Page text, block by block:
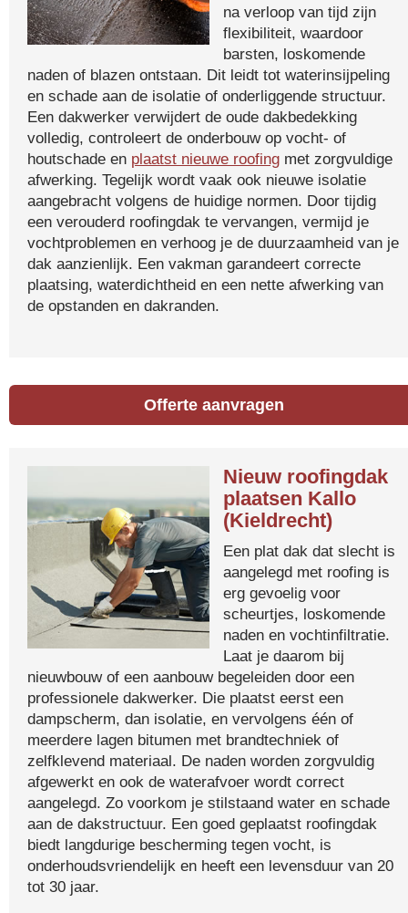
na verloop van tijd zijn
flexibiliteit, waardoor
barsten, loskomende
naden of blazen ontstaan. Dit leidt tot waterinsijpeling
en schade aan de isolatie of onderliggende structuur.
Een dakwerker verwijdert de oude dakbedekking
volledig, controleert de onderbouw op vocht- of
houtschade en plaatst nieuwe roofing met zorgvuldige
afwerking. Tegelijk wordt vaak ook nieuwe isolatie
aangebracht volgens de huidige normen. Door tijdig
een verouderd roofingdak te vervangen, vermijd je
vochtproblemen en verhoog je de duurzaamheid van je
dak aanzienlijk. Een vakman garandeert correcte
plaatsing, waterdichtheid en een nette afwerking van
de opstanden en dakranden.
Offerte aanvragen
Nieuw roofingdak
plaatsen Kallo
(Kieldrecht)
Een plat dak dat slecht is
aangelegd met roofing is
erg gevoelig voor
scheurtjes, loskomende
naden en vochtinfiltratie.
Laat je daarom bij
nieuwbouw of een aanbouw begeleiden door een
professionele dakwerker. Die plaatst eerst een
dampscherm, dan isolatie, en vervolgens één of
meerdere lagen bitumen met brandtechniek of
zelfklevend materiaal. De naden worden zorgvuldig
afgewerkt en ook de waterafvoer wordt correct
aangelegd. Zo voorkom je stilstaand water en schade
aan de dakstructuur. Een goed geplaatst roofingdak
biedt langdurige bescherming tegen vocht, is
onderhoudsvriendelijk en heeft een levensduur van 20
tot 30 jaar.